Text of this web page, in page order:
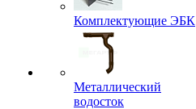
Комплектующие ЭБК
Металлический
водосток